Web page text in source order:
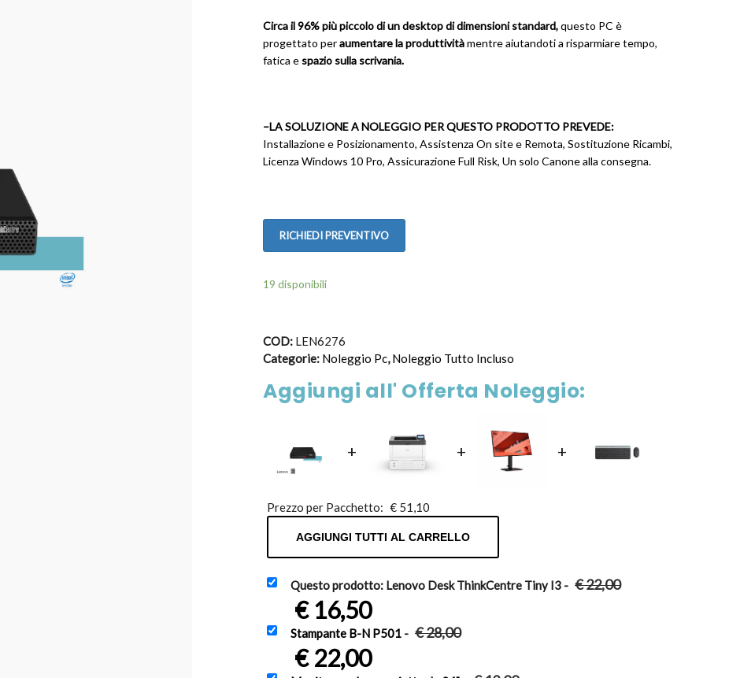
Circa il 96% più piccolo di un desktop di dimensioni standard,questo PC è
progettato peraumentare la produttivitàmentre aiutandoti a risparmiare tempo,
fatica e spazio sulla scrivania.
–LA SOLUZIONE A NOLEGGIO PER QUESTO PRODOTTO PREVEDE:
Installazione e Posizionamento, Assistenza On site e Remota, Sostituzione Ricambi,
Licenza Windows 10 Pro, Assicurazione Full Risk, Un solo Canone alla consegna.
RICHIEDI PREVENTIVO
19 disponibili
COD: LEN6276
Categorie: Noleggio Pc,Noleggio Tutto Incluso
Aggiungi all' Offerta Noleggio:
+ + +
Prezzo per Pacchetto: € 51,10
AGGIUNGI TUTTI AL CARRELLO
Questo prodotto: Lenovo Desk ThinkCentre Tiny I3 - €22,00
€16,50
Stampante B-N P501 - €28,00
€22,00